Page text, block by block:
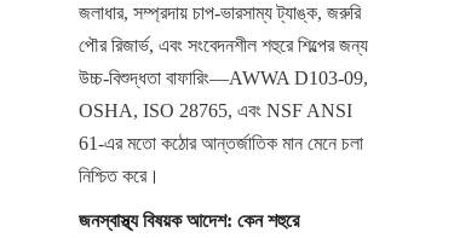
জলাধার, সম্প্রদায় চাপ-ভারসাম্য ট্যাঙ্ক, জরুরি
পৌর রিজার্ভ, এবং সংবেদনশীল শহুরে শিল্পের জন্য
উচ্চ-বিশুদ্ধতা বাফারিং—AWWA D103-09,
OSHA, ISO 28765, এবং NSF ANSI
61-এর মতো কঠোর আন্তর্জাতিক মান মেনে চলা
নিশ্চিত করে।
জনস্বাস্থ্য বিষয়ক আদেশ: কেন শহুরে